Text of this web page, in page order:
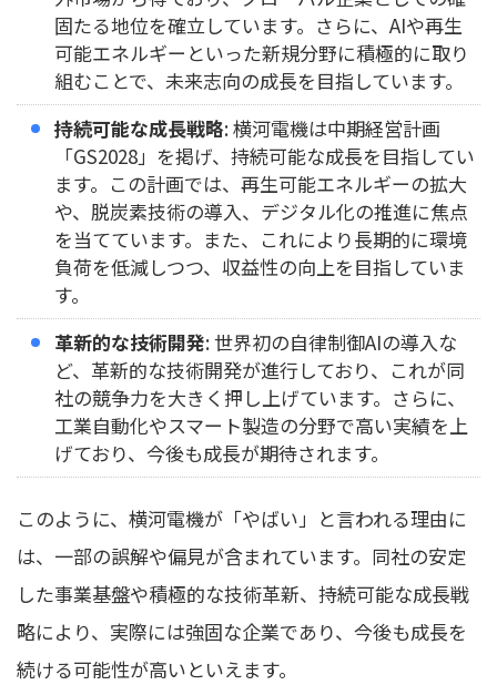
固たる地位を確立しています。さらに、AIや再生
可能エネルギーといった新規分野に積極的に取り
組むことで、未来志向の成長を目指しています。
持続可能な成長戦略: 横河電機は中期経営計画
「GS2028」を掲げ、持続可能な成長を目指してい
ます。この計画では、再生可能エネルギーの拡大
や、脱炭素技術の導入、デジタル化の推進に焦点
を当てています。また、これにより長期的に環境
負荷を低減しつつ、収益性の向上を目指していま
す。
革新的な技術開発: 世界初の自律制御AIの導入な
ど、革新的な技術開発が進行しており、これが同
社の競争力を大きく押し上げています。さらに、
工業自動化やスマート製造の分野で高い実績を上
げており、今後も成長が期待されます。
このように、横河電機が「やばい」と言われる理由に
は、一部の誤解や偏見が含まれています。同社の安定
した事業基盤や積極的な技術革新、持続可能な成長戦
略により、実際には強固な企業であり、今後も成長を
続ける可能性が高いといえます。